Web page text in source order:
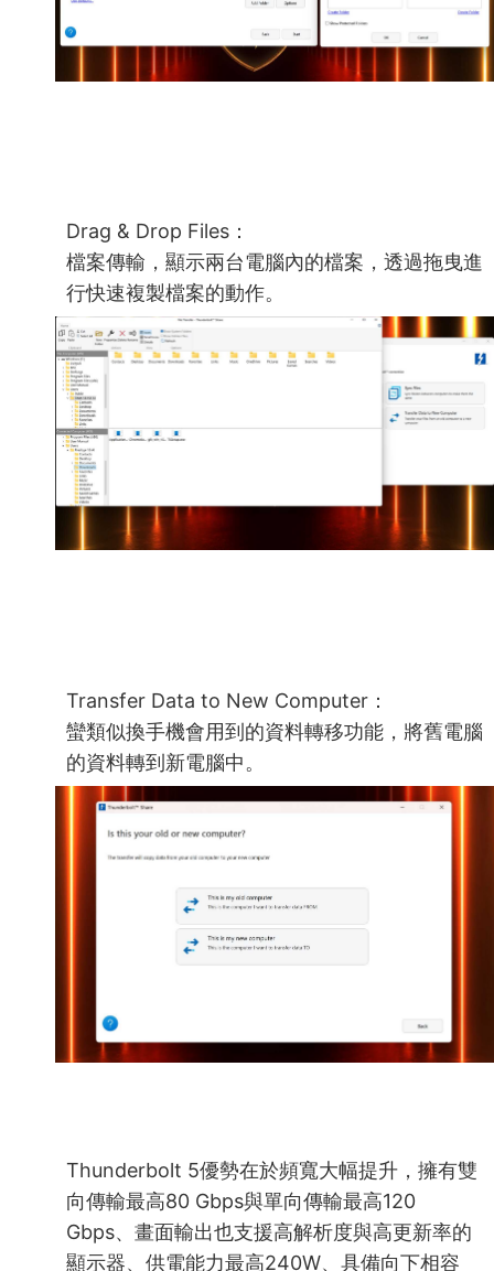
Drag & Drop Files：
檔案傳輸，顯示兩台電腦內的檔案，透過拖曳進
行快速複製檔案的動作。
Transfer Data to New Computer：
蠻類似換手機會用到的資料轉移功能，將舊電腦
的資料轉到新電腦中。
Thunderbolt 5優勢在於頻寬大幅提升，擁有雙
向傳輸最高80 Gbps與單向傳輸最高120
Gbps、畫面輸出也支援高解析度與高更新率的
顯示器、供電能力最高240W、具備向下相容